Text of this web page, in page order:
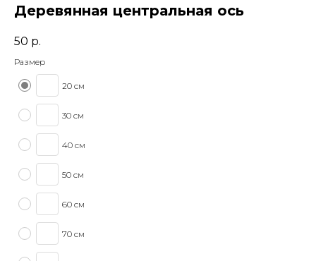
Деревянная центральная ось
50 р.
Размер
20 см
30 см
40 см
50 см
60 см
70 см